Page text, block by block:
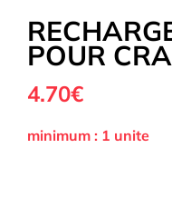
POUR
4.70€
minimum : 1 unite